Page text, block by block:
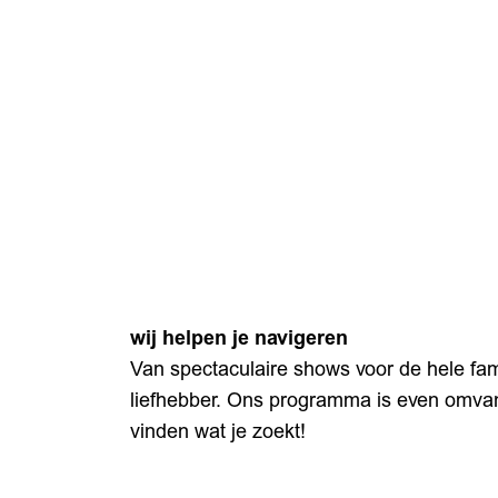
wij helpen je navigeren
Van spectaculaire shows voor de hele
liefhebber. Ons programma is even
vinden wat je zoekt!